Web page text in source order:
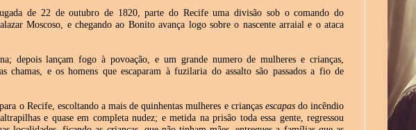
de 22 de outubro de 1820, parte do Recife uma divisão sob o comando do
Moscoso, e chegando ao Bonito avança logo sobre o nascente arraial e o ataca
depois lançam fogo à povoação, e um grande numero de mulheres e crianças,
chamas, e os homens que escaparam à fuzilaria do assalto são passados a fio de
o Recife, escoltando a mais de quinhentas mulheres e crianças escapasdo incêndio
e quase em completa nudez; e metida na prisão toda essa gente, regressou